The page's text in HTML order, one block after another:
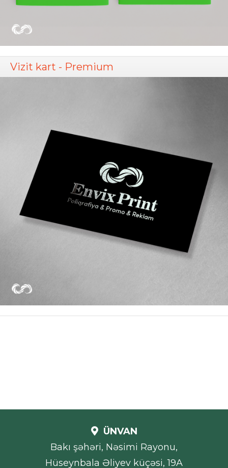
Vizit kart - Premium
ÜNVAN
Bakı şəhəri, Nəsimi Rayonu,
Hüseynbala Əliyev küçəsi, 19A